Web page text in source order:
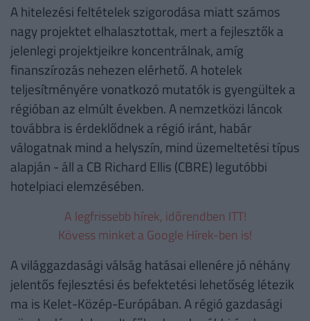
A hitelezési feltételek szigorodása miatt számos
nagy projektet elhalasztottak, mert a fejlesztők a
jelenlegi projektjeikre koncentrálnak, amíg
finanszírozás nehezen elérhető. A hotelek
teljesítményére vonatkozó mutatók is gyengültek a
régióban az elmúlt években. A nemzetközi láncok
továbbra is érdeklődnek a régió iránt, habár
válogatnak mind a helyszín, mind üzemeltetési típus
alapján - áll a CB Richard Ellis (CBRE) legutóbbi
hotelpiaci elemzésében.
A legfrissebb hírek, időrendben ITT!
Kövess minket a Google Hírek-ben is!
A világgazdasági válság hatásai ellenére jó néhány
jelentős fejlesztési és befektetési lehetőség létezik
ma is Kelet-Közép-Európában. A régió gazdasági